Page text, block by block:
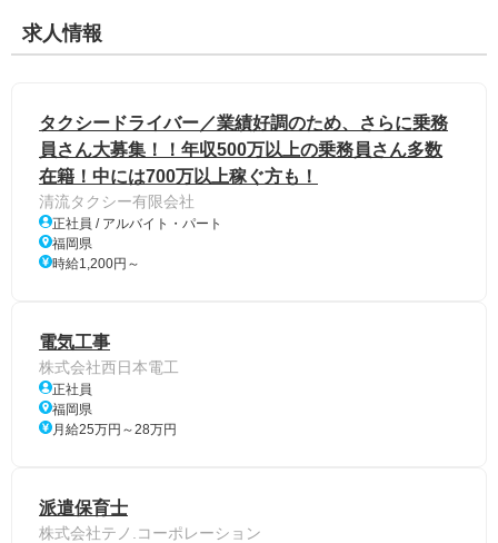
求人情報
タクシードライバー／業績好調のため、さらに乗務
員さん大募集！！年収500万以上の乗務員さん多数
在籍！中には700万以上稼ぐ方も！
清流タクシー有限会社
正社員 / アルバイト・パート
福岡県
時給1,200円～
電気工事
株式会社西日本電工
正社員
福岡県
月給25万円～28万円
派遣保育士
株式会社テノ.コーポレーション